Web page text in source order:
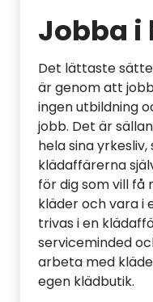
Jobba
Det lättaste
är genom att
ingen utbildning
jobb. Det är
hela sina
klädaffärerna
för dig som vill
kläder och vara i
trivas i en
serviceminded
arbeta med
egen klädbutik.